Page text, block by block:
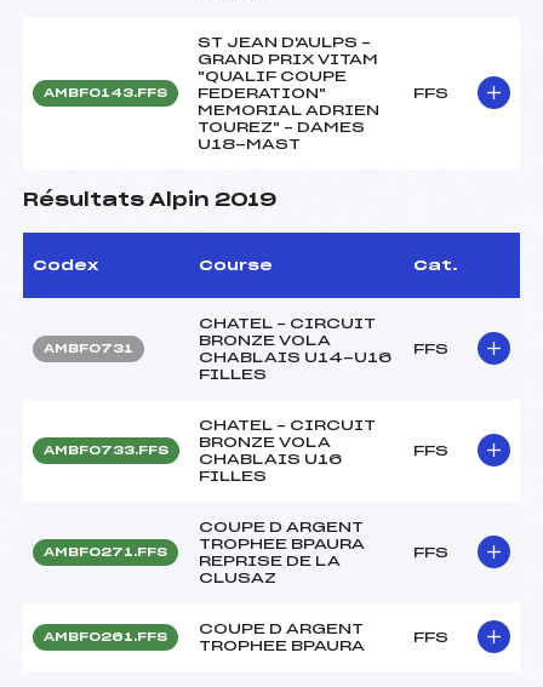
AMBF0143.FFS
ST JEAN D'AULPS –
GRAND PRIX VITAM
"QUALIF COUPE
FEDERATION"
MEMORIAL ADRIEN
TOUREZ" – DAMES
U18-MAST
FFS
Résultats Alpin 2019
Codex Course Cat.
AMBF0731
CHATEL – CIRCUIT
BRONZE VOLA
CHABLAIS U14-U16
FILLES
FFS
AMBF0733.FFS
CHATEL – CIRCUIT
BRONZE VOLA
CHABLAIS U16
FILLES
FFS
AMBF0271.FFS
COUPE D ARGENT
TROPHEE BPAURA
REPRISE DE LA
CLUSAZ
FFS
AMBF0261.FFS
COUPE D ARGENT
TROPHEE BPAURA
FFS